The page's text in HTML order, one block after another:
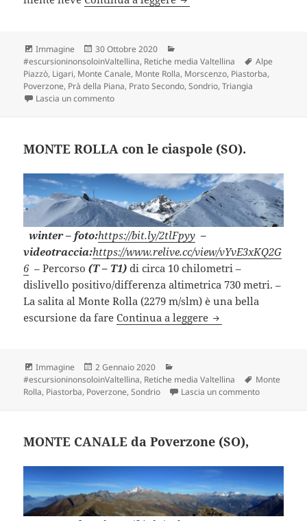
Formato
Immagine
Scritto
il
30 Ottobre 2020
#escursioninonsoloinValtellina, Retiche media Valtellina Tag
Alpe
Piazzò, Ligari, Monte Canale, Monte Rolla, Morscenzo, Piastorba,
Poverzone, Prà della Piana, Prato Secondo,Sondrio,Triangia
Lascia un commentosu MONTE CANALE da Ligari (SO).
MONTE ROLLA con le ciaspole (SO).
winter– foto:https://bit.ly/2tlFpyy –
videotraccia:https://www.relive.cc/view/vYvE3xKQ2G
6 – Percorso(T – T1) di circa 10 chilometri –
dislivello positivo/differenza altimetrica 730 metri. –
La salita al Monte Rolla (2279 m/slm) è una bella
escursione da fareContinua a leggere MONTE ROLLA
Formato
Immagine
Scritto
il
2 Gennaio 2020
#escursioninonsoloinValtellina, Retiche media Valtellina Tag
Monte
Rolla, Piastorba, Poverzone,Sondrio Lascia un commentosu MONTE
MONTE CANALE da Poverzone (SO),